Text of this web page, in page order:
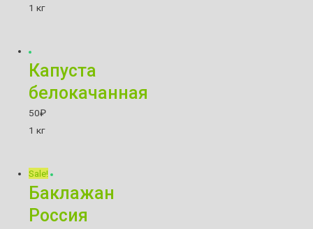
1 кг
Капуста
белокачанная
50₽
1 кг
Sale!
Баклажан
Россия